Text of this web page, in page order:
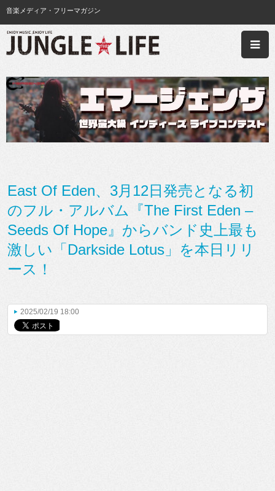
音楽メディア・フリーマガジン
East Of Eden、3月12日発売となる初
のフル・アルバム『The First Eden –
Seeds Of Hope』からバンド史上最も
激しい「Darkside Lotus」を本日リリ
ース！
2025/02/19 18:00